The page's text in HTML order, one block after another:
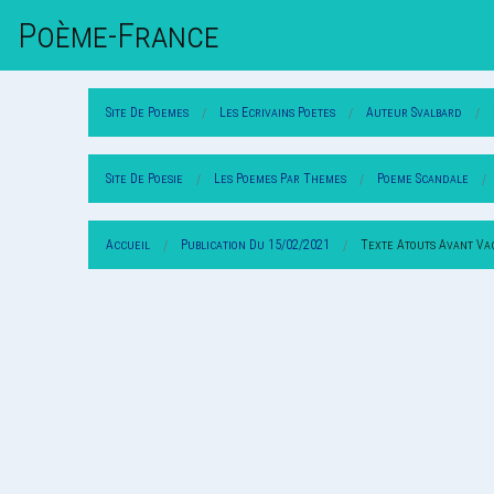
Poème-FrAnce
Site De Poemes Les Ecrivains Poetes Auteur Svalbard
Site De Poesie Les Poemes Par Themes Poeme Scandale
Accueil Publication Du 15/02/2021 Texte Atouts Avant